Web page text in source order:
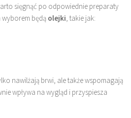
sięgnąć po odpowiednie preparaty
wyborem będą olejki, takie jak:
nawilżają brwi, ale także wspomagają
wpływa na wygląd i przyspiesza